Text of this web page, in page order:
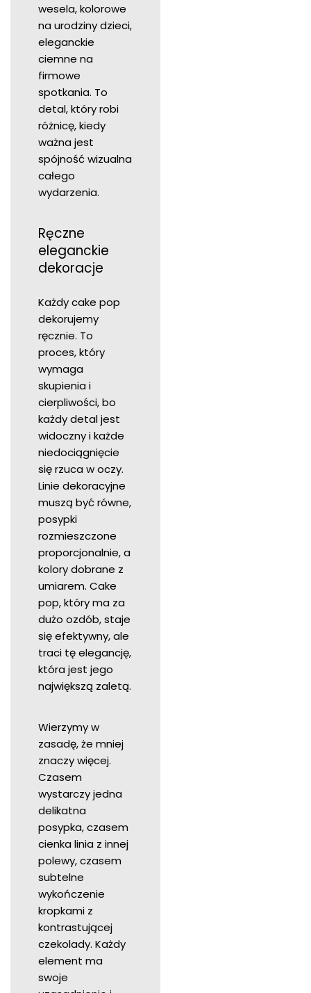
wesela, kolorowe
na urodziny dzieci,
eleganckie
ciemne na
firmowe
spotkania. To
detal, który robi
różnicę, kiedy
ważna jest
spójność wizualna
całego
wydarzenia.
Ręczne
eleganckie
dekoracje
Każdy cake pop
dekorujemy
ręcznie. To
proces, który
wymaga
skupienia i
cierpliwości, bo
każdy detal jest
widoczny i każde
niedociągnięcie
się rzuca w oczy.
Linie dekoracyjne
muszą być równe,
posypki
rozmieszczone
proporcjonalnie, a
kolory dobrane z
umiarem. Cake
pop, który ma za
dużo ozdób, staje
się efektywny, ale
traci tę elegancję,
która jest jego
największą zaletą.
Wierzymy w
zasadę, że mniej
znaczy więcej.
Czasem
wystarczy jedna
delikatna
posypka, czasem
cienka linia z innej
polewy, czasem
subtelne
wykończenie
kropkami z
kontrastującej
czekolady. Każdy
element ma
swoje